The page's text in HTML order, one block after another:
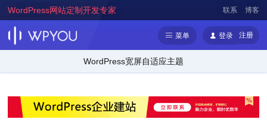
WordPress网站定制开发专家 联系 博客
菜单 登录 注册
WordPress宽屏自适应主题